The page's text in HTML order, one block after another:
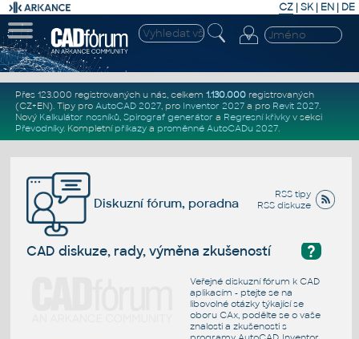
CZ | SK| EN | DE
Přes 123.000 registrovaných u nás, celkem 1.130.000registrovaných
(CZ+EN). Tipy pro AutoCAD 2027, pro Inventor 2027a pro Revit 2027.
Nový Kalkulátor nosníků, Spirograf generátor a Regresní křivkyv sekci
Převodníky. Kompletní příkazya proměnné AutoCADu 2027.
RSS tipy
RSS diskuze
Diskuzní fórum, poradna
?
CAD diskuze, rady, výměna zkušeností
Veřejné diskuzní fórum k CAD
aplikacím - ptejte se na
libovolné otázky týkající se
oboru CAx, podělte se o vaše
znalosti a zkušenosti s